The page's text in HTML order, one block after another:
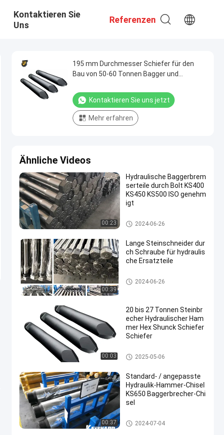
Kontaktieren Sie
Uns
Referenzen
195 mm Durchmesser Schiefer für den
Bau von 50-60 Tonnen Bagger und
Kontaktieren Sie uns jetzt
Mehr erfahren
Ähnliche Videos
00:23
Hydraulische Baggerbrem
serteile durch Bolt KS400
KS450 KS500 ISO genehm
igt
Hydraulischer Hammer-Meißel
2024-06-26
00:39
Lange Steinschneider dur
ch Schraube für hydraulis
che Ersatzteile
Hydraulischer Hammer-Meißel
2024-06-26
00:03
20 bis 27 Tonnen Steinbr
echer Hydraulischer Ham
mer Hex Shunck Schiefer
Schiefer
Hydraulischer Hammer-Meißel
2025-05-06
00:37
Standard- / angepasste
Hydraulik-Hammer-Chisel
KS650 Baggerbrecher-Chi
sel
Hydraulischer Hammer-Meißel
2024-07-04